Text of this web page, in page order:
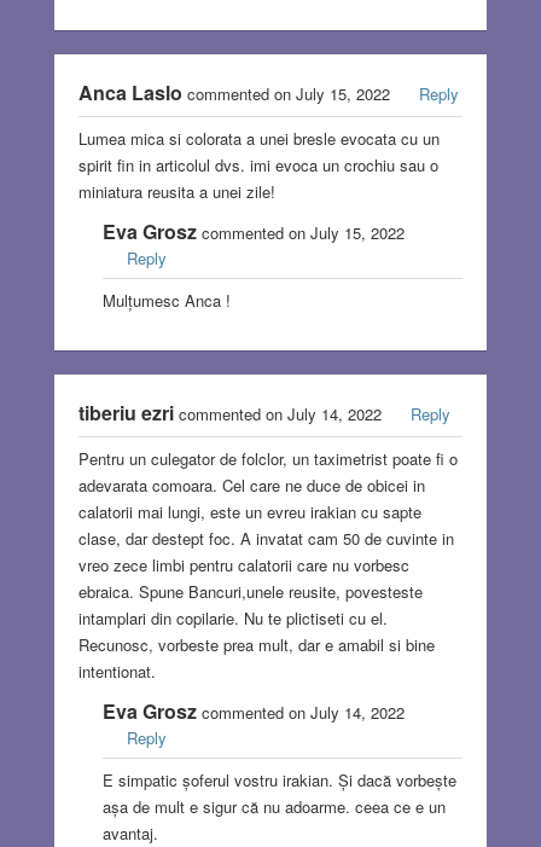
Anca Laslo commented on July 15, 2022
Reply
Lumea mica si colorata a unei bresle evocata cu un
spirit fin in articolul dvs. imi evoca un crochiu sau o
miniatura reusita a unei zile!
Eva Groszcommented on July 15, 2022
Reply
Mulțumesc Anca !
tiberiu ezricommented on July 14, 2022
Reply
Pentru un culegator de folclor, un taximetrist poate fi o
adevarata comoara. Cel care ne duce de obicei in
calatorii mai lungi, este un evreu irakian cu sapte
clase, dar destept foc. A invatat cam 50 de cuvinte in
vreo zece limbi pentru calatorii care nu vorbesc
ebraica. Spune Bancuri,unele reusite, povesteste
intamplari din copilarie. Nu te plictiseti cu el.
Recunosc, vorbeste prea mult, dar e amabil si bine
intentionat.
Eva Groszcommented on July 14, 2022
Reply
E simpatic șoferul vostru irakian. Și dacă vorbește
așa de mult e sigur că nu adoarme. ceea ce e un
avantaj.